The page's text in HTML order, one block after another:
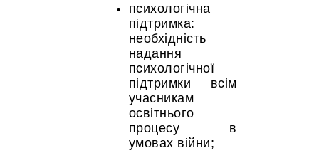
психологічна
підтримка:
необхідність
надання
психологічної
підтримки всім
учасникам
освітнього
процесу в
умовах війни;